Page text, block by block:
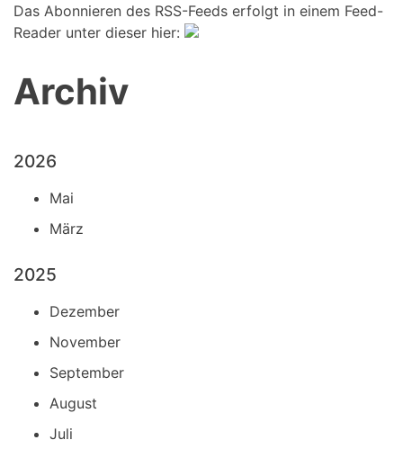
Das Abonnieren des RSS-Feeds erfolgt in einem Feed-
Reader unter dieser hier:
Archiv
2026
Mai
März
2025
Dezember
November
September
August
Juli